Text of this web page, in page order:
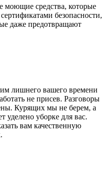
моющие средства, которые
безопасности,
даже предотвращают
лишнего вашего времени
не присев. Разговоры
Курящих мы не берем, а
уделено уборке для вас.
вам качественную